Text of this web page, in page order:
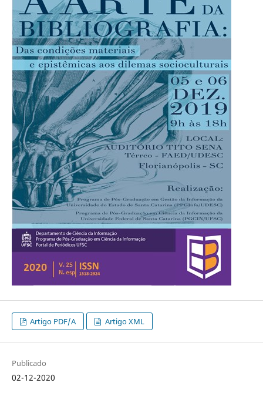
Artigo PDF/A Artigo XML
Publicado
02-12-2020